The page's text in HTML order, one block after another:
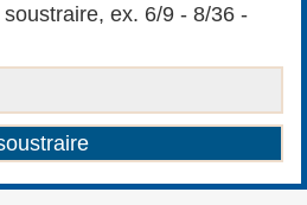
ex. 6/9 - 8/36 -